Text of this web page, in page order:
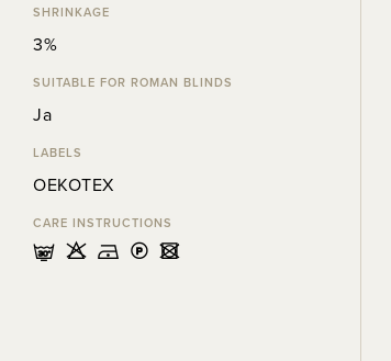
SHRINKAGE
3%
SUITABLE FOR ROMAN BLINDS
Ja
LABELS
OEKOTEX
CARE INSTRUCTIONS
mHDLU